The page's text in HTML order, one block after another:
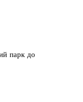
парк до